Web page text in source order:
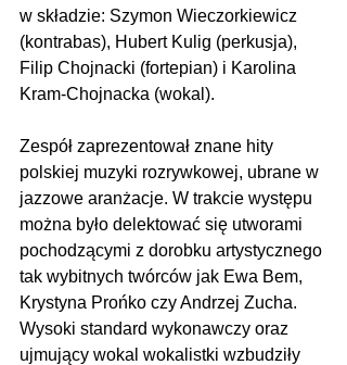
w składzie: Szymon Wieczorkiewicz
(kontrabas), Hubert Kulig (perkusja),
Filip Chojnacki (fortepian) i Karolina
Kram-Chojnacka (wokal).
Zespół zaprezentował znane hity
polskiej muzyki rozrywkowej, ubrane w
jazzowe aranżacje. W trakcie występu
można było delektować się utworami
pochodzącymi z dorobku artystycznego
tak wybitnych twórców jak Ewa Bem,
Krystyna Prońko czy Andrzej Zucha.
Wysoki standard wykonawczy oraz
ujmujący wokal wokalistki wzbudziły